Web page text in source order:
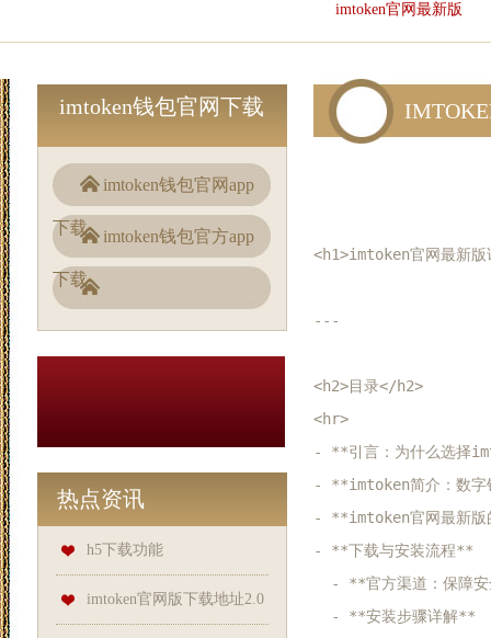
imtoken官网最新版
imtoken钱包官网下载
imtoken钱包官网app
下载 imtoken钱包官方app
下载
热点资讯
h5下载功能
imtoken官网版下载地址2.0
<h1>imtoken官网最新版
---
<h2>目录</h2>
<hr>
- **引言：为什么选择
- **imtoken简介：数
- **imtoken官网最新
- **下载与安装流程**
- **官方渠道：保障
- **安装步骤详解